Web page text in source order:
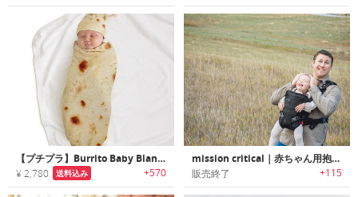
【プチプラ】Burrito Baby Blanket｜食べたくなるほどキュートなハット付きベビーブリトーブランケット
¥ 2,780 送料込み +570
mission critical｜赤ちゃん用抱っこ紐「ベビーキャリー」
販売終了 +115